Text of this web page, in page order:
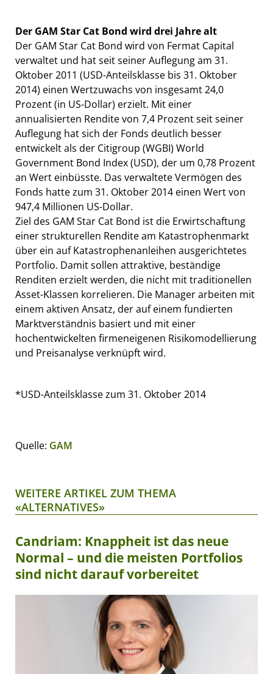
Der GAM Star Cat Bond wird drei Jahre alt
Der GAM Star Cat Bond wird von Fermat Capital
verwaltet und hat seit seiner Auflegung am 31.
Oktober 2011 (USD-Anteilsklasse bis 31. Oktober
2014) einen Wertzuwachs von insgesamt 24,0
Prozent (in US-Dollar) erzielt. Mit einer
annualisierten Rendite von 7,4 Prozent seit seiner
Auflegung hat sich der Fonds deutlich besser
entwickelt als der Citigroup (WGBI) World
Government Bond Index (USD), der um 0,78 Prozent
an Wert einbüsste. Das verwaltete Vermögen des
Fonds hatte zum 31. Oktober 2014 einen Wert von
947,4 Millionen US-Dollar.
Ziel des GAM Star Cat Bond ist die Erwirtschaftung
einer strukturellen Rendite am Katastrophenmarkt
über ein auf Katastrophenanleihen ausgerichtetes
Portfolio. Damit sollen attraktive, beständige
Renditen erzielt werden, die nicht mit traditionellen
Asset-Klassen korrelieren. Die Manager arbeiten mit
einem aktiven Ansatz, der auf einem fundierten
Marktverständnis basiert und mit einer
hochentwickelten firmeneigenen Risikomodellierung
und Preisanalyse verknüpft wird.
*USD-Anteilsklasse zum 31. Oktober 2014
Quelle: GAM
WEITERE ARTIKEL ZUM THEMA
«ALTERNATIVES»
Candriam: Knappheit ist das neue
Normal – und die meisten Portfolios
sind nicht darauf vorbereitet